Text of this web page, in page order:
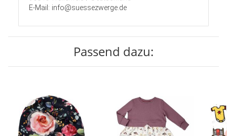
E-Mail: info@suessezwerge.de
Passend dazu: